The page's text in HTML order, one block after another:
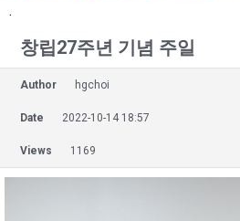
.
창립27주년 기념 주일
Author hgchoi
Date 2022-10-14 18:57
Views 1169